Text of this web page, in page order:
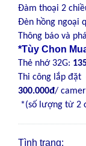
Đàm thoại 2
Đèn hồng ngoại
Thông báo và
*Tùy Chon
Thẻ nhớ 32G:
Thi công lắp đặt
300.000đ/
*(số lượng từ 2
Tình trạng: